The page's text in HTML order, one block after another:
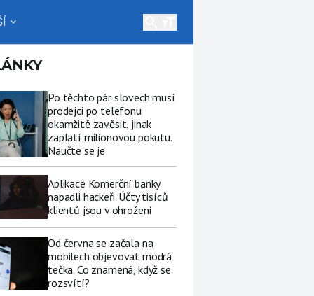
expand_more
Po těchto pár slovech musí
prodejci po telefonu
okamžitě zavěsit, jinak
zaplatí milionovou pokutu.
Naučte se je
Aplikace Komerční banky
napadli hackeři. Účty tisíců
klientů jsou v ohrožení
Od června se začala na
mobilech objevovat modrá
tečka. Co znamená, když se
rozsvítí?